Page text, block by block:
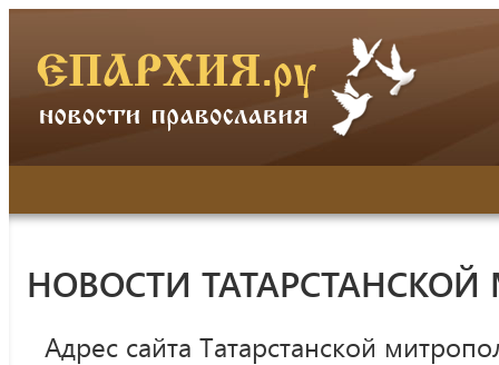
НОВОСТИ
Адрес сайта Татарстанской